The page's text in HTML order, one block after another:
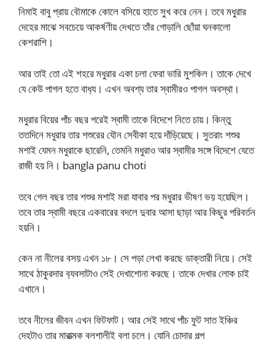
নিমাই বাবু প্রায় বৌমাকে কোলে বসিয়ে হাতে সুখ করে নেন। তবে মধুরার
দেহের মাঝে সবচেয়ে আকর্ষণীয় দেখতে তাঁর গোড়ালি ছোঁয়া ঘনকালো
কেশরাশি।
আর তাই তো এই শহরে মধুরার একা চলা ফেরা ভারি মুশকিল। তাকে দেখে
যে কেউ পাগল হতে বাধ‍্য। এখন অবশ্য তার স্বামীরও পাগল অবস্থা।
মধুরার বিয়ের পাঁচ বছর পরেই স্বামী তাকে বিদেশে নিতে চায়। কিন্তু
ততদিনে মধুরার তার শশুরের যৌন সেবীকা হয়ে দাঁড়িয়েছে। সুতরাং শশুর
মশাই যেমন মধুরাকে ছারেনি, তেমনি মধুরাও আর স্বামীর সঙ্গে বিদেশে যেতে
রাজী হয় নি। bangla panu choti
তবে গেল বছর তার শশুর মশাই মরা যাবার পর মধুরার ভীষণ ভয় হয়েছিল।
তবে তার স্বামী বছরে একবারের বদলে দুবার আসা ছাড়া আর কিছুর পরিবর্তন
হয়নি।
কেন না নীলের বসয় এখন ১৮। সে পড়া লেখা করছে ডাক্তারী নিয়ে। সেই
সাথে ঠাকুরদার ব‍্যবসাটাও সেই দেখাশোনা করছে। তাকে দেখার লোক চাই
এখানে।
তবে নীলের জীবন এখন ফিটফাট। আর সেই সাথে পাঁচ ফুট সাত ইঞ্চির
দেহটাও তার মারাত্মক বলশালীই বলা চলে। যোনি চোদার গল্প